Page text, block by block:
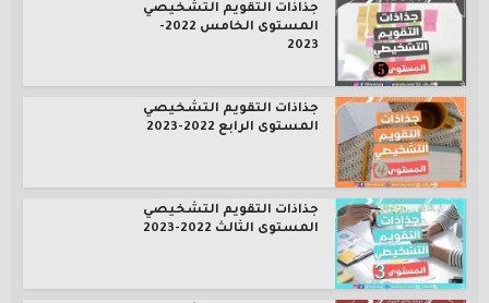
جذاذات التقويم التشخيصي
المستوى الخامس 2022-
2023
جذاذات التقويم التشخيصي
المستوى الرابع 2022-2023
جذاذات التقويم التشخيصي
المستوى الثالث 2022-2023